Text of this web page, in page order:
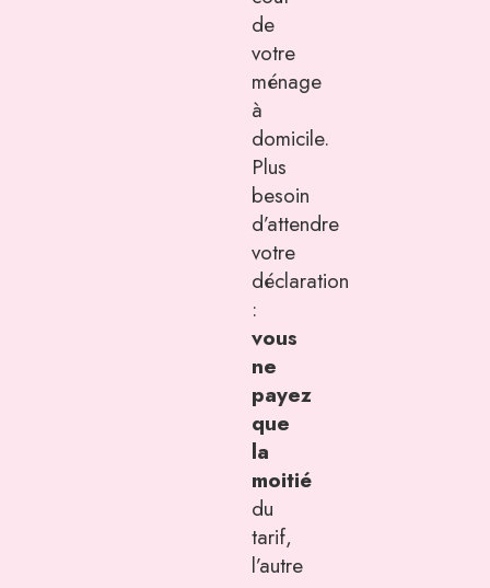
de
votre
ménage
à
domicile.
Plus
besoin
d’attendre
votre
déclaration
:
vous
ne
payez
que
la
moitié
du
tarif,
l’autre